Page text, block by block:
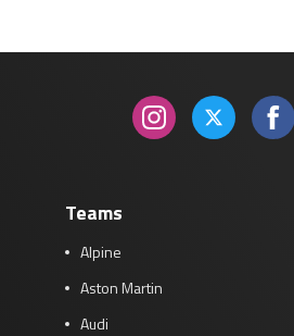
Teams
Alpine
Aston Martin
Audi